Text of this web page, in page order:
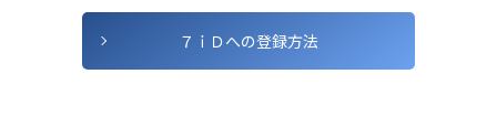
７ｉＤへの登録方法